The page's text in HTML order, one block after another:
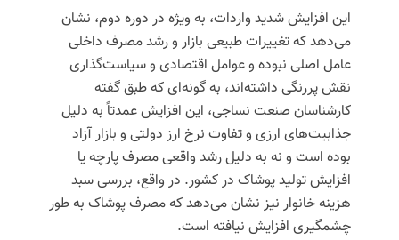
این افزایش شدید واردات، به ویژه در دوره دوم، نشان
می‌دهد که تغییرات طبیعی بازار و رشد مصرف داخلی
عامل اصلی نبوده و عوامل اقتصادی و سیاست‌گذاری
نقش پررنگی داشته‌اند، به گونه‌ای که طبق گفته
کارشناسان صنعت نساجی، این افزایش عمدتاً به دلیل
جذابیت‌های ارزی و تفاوت نرخ ارز دولتی و بازار آزاد
بوده است و نه به دلیل رشد واقعی مصرف پارچه یا
افزایش تولید پوشاک در کشور. در واقع، بررسی سبد
هزینه خانوار نیز نشان می‌دهد که مصرف پوشاک به طور
چشمگیری افزایش نیافته است.